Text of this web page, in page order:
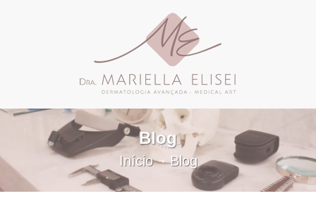
Blog
Início Blog